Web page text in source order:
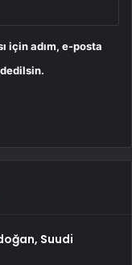
için adım, e-posta
Suudi